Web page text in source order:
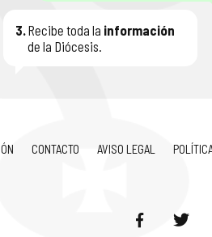
3.Recibe toda la información
de la Diócesis.
CONTACTO AVISO LEGAL